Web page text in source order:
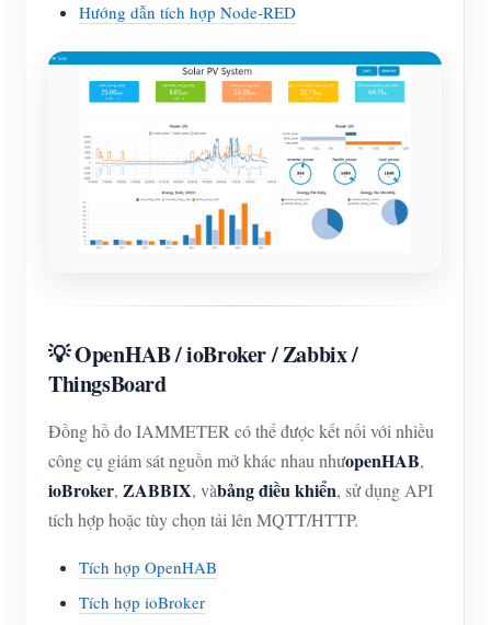
Hướng dẫn tích hợp Node-RED
💡 OpenHAB / ioBroker / Zabbix /
ThingsBoard
Đồng hồ đo IAMMETER có thể được kết nối với nhiều
công cụ giám sát nguồn mở khác nhau nhưopenHAB,
ioBroker, ZABBIX, vàbảng điều khiển, sử dụng API
tích hợp hoặc tùy chọn tải lên MQTT/HTTP.
Tích hợp OpenHAB
Tích hợp ioBroker